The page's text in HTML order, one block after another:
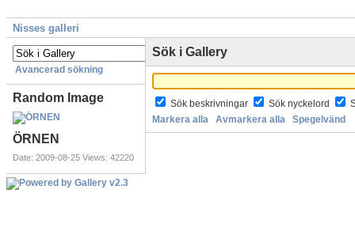
Nisses galleri
Avancerad sökning
Random Image
ÖRNEN
Date: 2009-08-25Views: 42220
Sök i Gallery
Sök beskrivningar Sök nyckelord
Markera alla
Avmarkera alla Spegelvänd